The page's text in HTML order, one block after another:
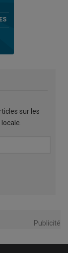
sur les
Publicité